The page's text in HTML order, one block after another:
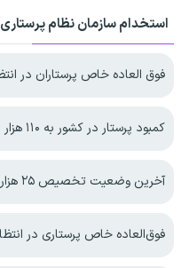
استخدام سازمان نظام
فوق العاده خاص پرستاران در
کمبود پرستار در کشور به ۱۱۰ هزار نفر رسید
آخرین وضعیت تخصیص ۲۵ هزار امتیاز فوق العاده خاص پرستاری
فوق‌العاده خاص پرستاری در